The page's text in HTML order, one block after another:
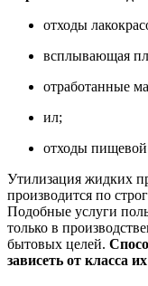
отходы
всплывающая
отработанные
ил;
отходы
Утилизация жидких
производится по
Подобные услуги
только в
бытовых целей.
зависеть от класса